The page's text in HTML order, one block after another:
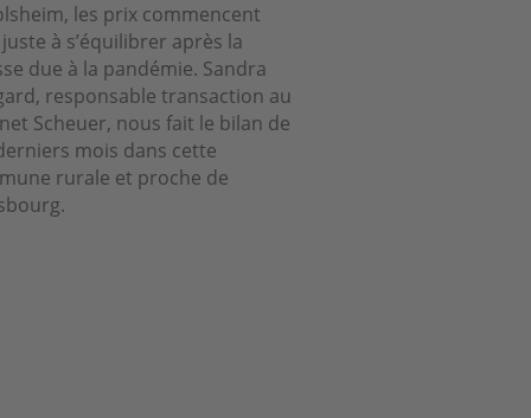
les prix commencent
à s’équilibrer après la
due à la pandémie. Sandra
responsable transaction au
Scheuer, nous fait le bilan de
mois dans cette
rurale et proche de